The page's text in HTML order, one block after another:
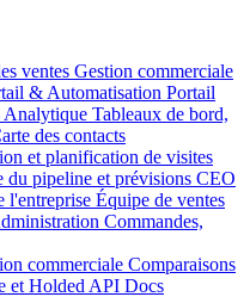
ventes Gestion commerciale
& Automatisation Portail
Analytique Tableaux de bord,
des contacts
et planification de visites
du pipeline et prévisions CEO
l'entreprise Équipe de ventes
Commandes,
commerciale Comparaisons
et Holded API Docs